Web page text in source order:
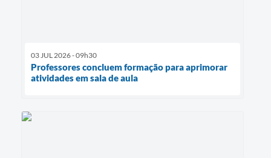
03 JUL 2026 - 09h30
Professores concluem formação para aprimorar
atividades em sala de aula